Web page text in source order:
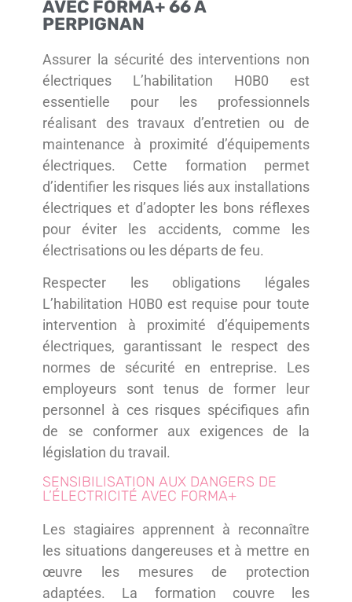
AVEC FORMA+ 66 À
PERPIGNAN
Assurer la sécurité des interventions non
électriques L’habilitation H0B0 est
essentielle pour les professionnels
réalisant des travaux d’entretien ou de
maintenance à proximité d’équipements
électriques. Cette formation permet
d’identifier les risques liés aux installations
électriques et d’adopter les bons réflexes
pour éviter les accidents, comme les
électrisations ou les départs de feu.
Respecter les obligations légales
L’habilitation H0B0 est requise pour toute
intervention à proximité d’équipements
électriques, garantissant le respect des
normes de sécurité en entreprise. Les
employeurs sont tenus de former leur
personnel à ces risques spécifiques afin
de se conformer aux exigences de la
législation du travail.
SENSIBILISATION AUX DANGERS DE
L’ÉLECTRICITÉ AVEC FORMA+
Les stagiaires apprennent à reconnaître
les situations dangereuses et à mettre en
œuvre les mesures de protection
adaptées. La formation couvre les